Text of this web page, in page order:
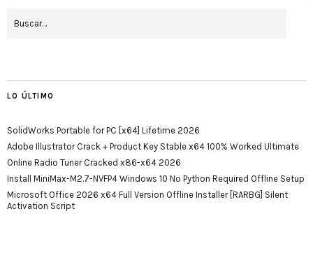
LO ÚLTIMO
SolidWorks Portable for PC [x64] Lifetime 2026
Adobe Illustrator Crack + Product Key Stable x64 100% Worked Ultimate
Online Radio Tuner Cracked x86-x64 2026
Install MiniMax-M2.7-NVFP4 Windows 10 No Python Required Offline Setup
Microsoft Office 2026 x64 Full Version Offline Installer [RARBG] Silent
Activation Script